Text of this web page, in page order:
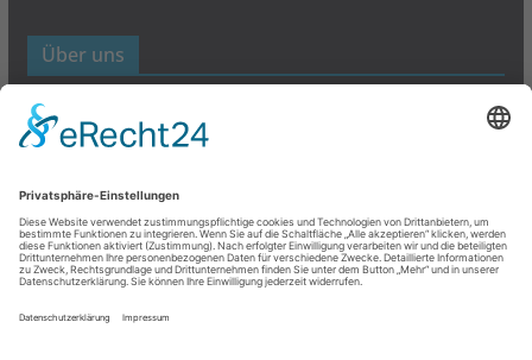
Über uns
Werbund- und Marketing Blog
Links
Datenschutz
Impressum